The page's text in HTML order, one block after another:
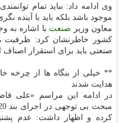
وی ادامه داد: نباید تمام
موجود باشد بلكه باید با آینده
معاون وزیر صنعت
كشور خاطرنشان كرد: ظرفیت
صنعتی باید برای استقرار
** خیلی از بنگاه ها از چرخه
هدایت شدند
در ادامه این مراسم «علی
كرده و اظهار داشت: عدم